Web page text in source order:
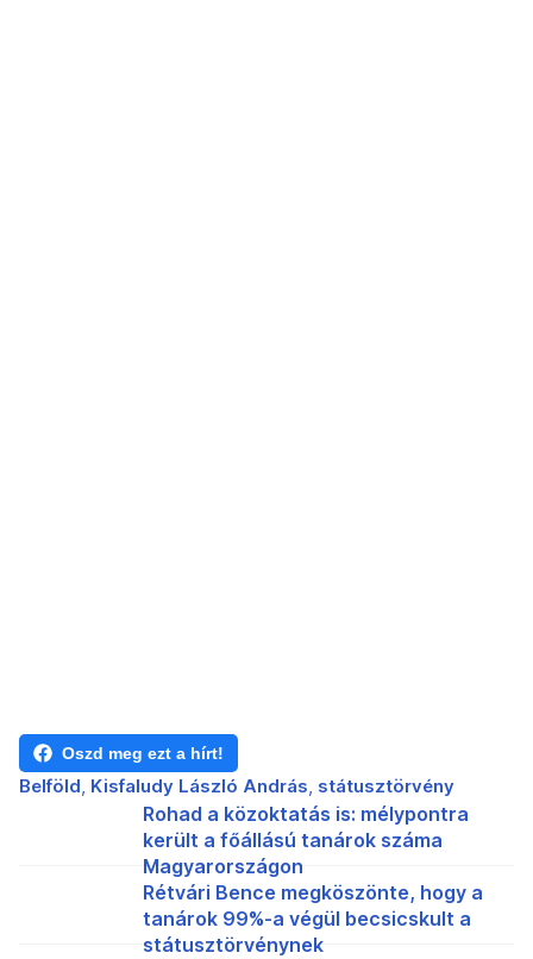
Oszd meg ezt a hírt!
Belföld Kisfaludy László András státusztörvény
Rohad a közoktatás is: mélypontra
került a főállású tanárok száma
Magyarországon
Rétvári Bence megköszönte, hogy a
tanárok 99%-a végül becsicskult a
státusztörvénynek